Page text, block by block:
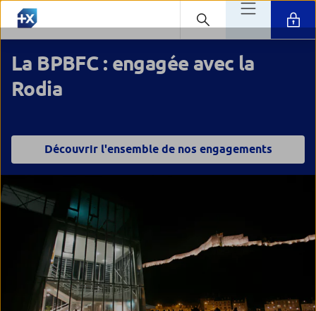
La BPBFC : engagée avec la
Rodia
Découvrir l'ensemble de nos engagements